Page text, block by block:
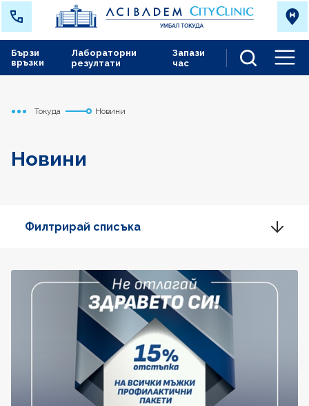
Лабораторни
резултати
Запази
час
Бързи
връзки
Начало
Токуда Новини
Новини
Филтрирай списъка